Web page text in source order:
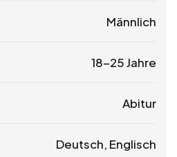
Männlich
18-25 Jahre
Abitur
Deutsch, Englisch